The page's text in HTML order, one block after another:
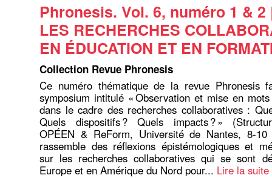
Phronesis. Vol. 6, numéro 1 & 2
LES RECHERCHES
EN ÉDUCATION ET EN
Collection Revue Phronesis
Ce numéro thématique de la revue Phronesis
symposium intitulé « Observation et mise en
dans le cadre des recherches collaboratives :
Quels dispositifs ? Quels impacts ? »
OPÉEN & ReForm, Université de Nantes, 8-
rassemble des réflexions épistémologiques et
sur les recherches collaboratives qui se sont
Europe et en Amérique du Nord pour... Lire la suite